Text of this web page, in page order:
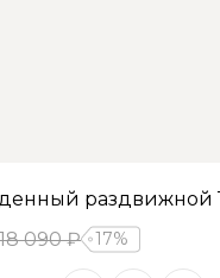
раздвижной
18 090 ₽ 17%